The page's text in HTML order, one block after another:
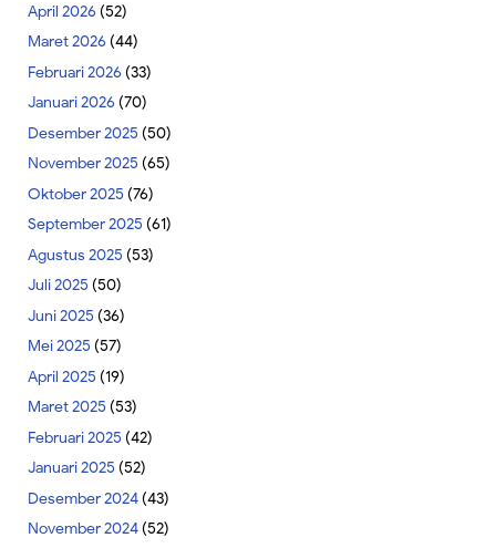
April 2026 (52)
Maret 2026 (44)
Februari 2026 (33)
Januari 2026 (70)
Desember 2025 (50)
November 2025 (65)
Oktober 2025 (76)
September 2025 (61)
Agustus 2025 (53)
Juli 2025 (50)
Juni 2025 (36)
Mei 2025 (57)
April 2025 (19)
Maret 2025 (53)
Februari 2025 (42)
Januari 2025 (52)
Desember 2024(43)
November 2024(52)